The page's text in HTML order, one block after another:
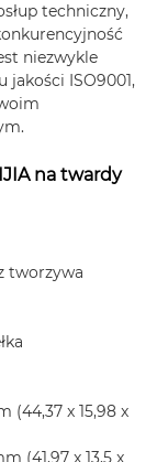
techniczny,
niezwykle
jakości ISO9001,
na twardy
tworzywa
(44,37 x 15,98 x
(41,97 x 13,5 x